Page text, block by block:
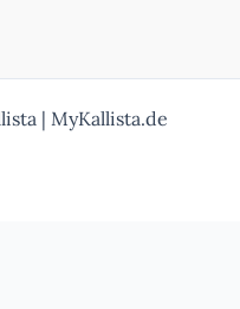
| MyKallista.de